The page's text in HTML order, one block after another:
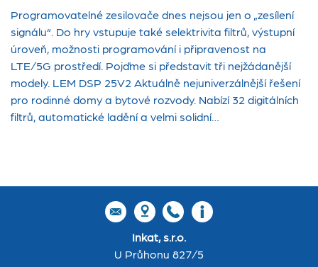
Programovatelné zesilovače dnes nejsou jen o „zesílení
signálu“. Do hry vstupuje také selektrivita filtrů, výstupní
úroveň, možnosti programování i připravenost na
LTE/5G prostředí. Pojďme si představit tři nejžádanější
modely. LEM DSP 25V2 Aktuálně nejuniverzálnější řešení
pro rodinné domy a bytové rozvody. Nabízí 32 digitálních
filtrů, automatické ladění a velmi solidní…
Inkat, s.r.o.
U Průhonu 827/5